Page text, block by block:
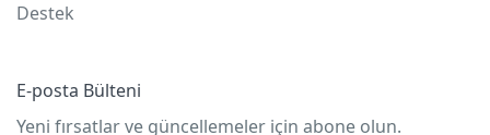
Destek
E-posta Bülteni
Yeni fırsatlar ve güncellemeler için abone olun.